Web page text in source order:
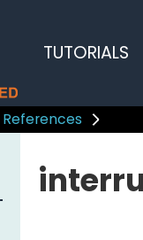
TUTORIALS